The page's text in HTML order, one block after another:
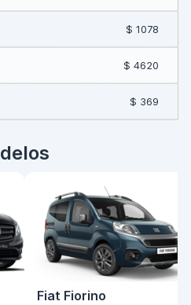
$ 1078
$ 4620
$ 369
Fiat Fiorino